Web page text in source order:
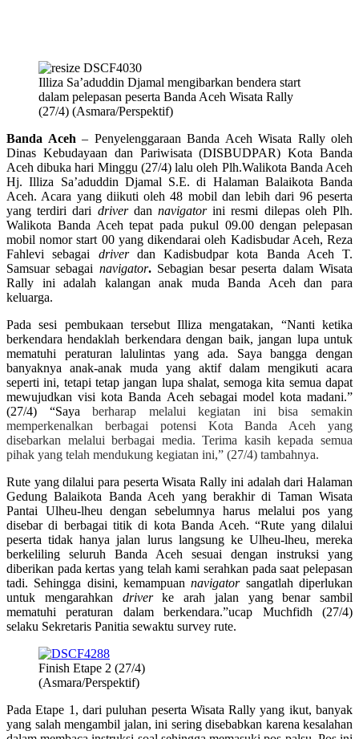
Illiza Sa’aduddin Djamal mengibarkan bendera start
dalam pelepasan peserta Banda Aceh Wisata Rally
(27/4) (Asmara/Perspektif)
Banda Aceh – Penyelenggaraan Banda Aceh Wisata Rally oleh
Dinas Kebudayaan dan Pariwisata (DISBUDPAR) Kota Banda
Aceh dibuka hari Minggu (27/4) lalu oleh Plh.Walikota Banda Aceh
Hj. Illiza Sa’aduddin Djamal S.E. di Halaman Balaikota Banda
Aceh. Acara yang diikuti oleh 48 mobil dan lebih dari 96 peserta
yang terdiri dari driverdannavigatorini resmi dilepas oleh Plh.
Walikota Banda Aceh tepat pada pukul 09.00 dengan pelepasan
mobil nomor start 00 yang dikendarai oleh Kadisbudar Aceh, Reza
Fahlevi sebagai driver dan Kadisbudpar kota Banda Aceh T.
Samsuar sebagai navigator. Sebagian besar peserta dalam Wisata
Rally ini adalah kalangan anak muda Banda Aceh dan para
keluarga.
Pada sesi pembukaan tersebut Illiza mengatakan, “Nanti ketika
berkendara hendaklah berkendara dengan baik, jangan lupa untuk
mematuhi peraturan lalulintas yang ada. Saya bangga dengan
banyaknya anak-anak muda yang aktif dalam mengikuti acara
seperti ini, tetapi tetap jangan lupa shalat, semoga kita semua dapat
mewujudkan visi kota Banda Aceh sebagai model kota madani.”
(27/4) “Sayaberharap melalui kegiatan ini bisa semakin
memperkenalkan berbagai potensi Kota Banda Aceh yang
disebarkan melalui berbagai media. Terima kasih kepada semua
pihak yang telah mendukung kegiatan ini,” (27/4) tambahnya.
Rute yang dilalui para peserta Wisata Rally ini adalah dari Halaman
Gedung Balaikota Banda Aceh yang berakhir di Taman Wisata
Pantai Ulheu-lheu dengan sebelumnya harus melalui pos yang
disebar di berbagai titik di kota Banda Aceh. “Rute yang dilalui
peserta tidak hanya jalan lurus langsung ke Ulheu-lheu, mereka
berkeliling seluruh Banda Aceh sesuai dengan instruksi yang
diberikan pada kertas yang telah kami serahkan pada saat pelepasan
tadi. Sehingga disini, kemampuannavigatorsangatlah diperlukan
untuk mengarahkan driverke arah jalan yang benar sambil
mematuhi peraturan dalam berkendara.”ucap Muchfidh (27/4)
selaku Sekretaris Panitia sewaktu survey rute.
Finish Etape 2 (27/4)
(Asmara/Perspektif)
Pada Etape 1, dari puluhan peserta Wisata Rally yang ikut, banyak
yang salah mengambil jalan, ini sering disebabkan karena kesalahan